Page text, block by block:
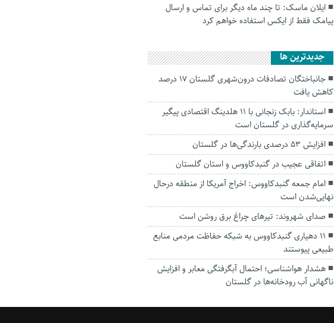
ایلان ماسک: تا چند ماه دیگر برای تماس و ارسال
پیامک فقط از ایکس استفاده خواهم کرد
جديدترين ها
جانباختگان تصادفات درون‌شهری گلستان ۱۷ درصد
کاهش یافت
استاندار: بابک زنجانی با ۱۱ هلدینگ اقتصادی پیگیر
سرمایه‌گذاری در گلستان است
افزایش ۵۳ درصدی بارندگی‌ها در گلستان
اتفاقی عجیب در‌ گنبدکاووس و استان گلستان
امام جمعه گنبدکاووس: اخراج آمریکا از منطقه درحال
نهایی‌شدن است
صدای شهروند: تیرهای چراغ برق روشن است
۱۱ دهیاری گنبدکاووس به شبکه حفاظت مردمی منابع
طبیعی پیوستند
هشدار هواشناسی؛ احتمال آبگرفتگی معابر و افزایش
ناگهانی آب رودخانه‌ها در گلستان